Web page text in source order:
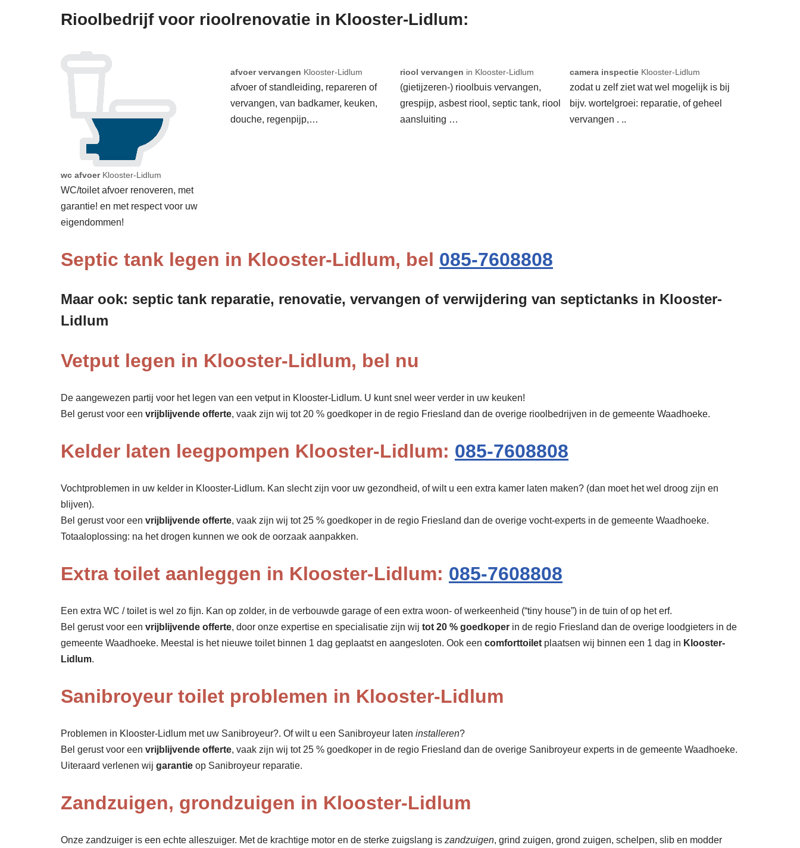
Rioolbedrijf voor rioolrenovatie in Klooster-Lidlum:
wc afvoer Klooster-Lidlum
WC/toilet afvoer renoveren, met
garantie! en met respect voor uw
eigendommen!
afvoer vervangen Klooster-Lidlum
afvoer of standleiding, repareren of
vervangen, van badkamer, keuken,
douche, regenpijp,…
riool vervangen in Klooster-Lidlum
(gietijzeren-) rioolbuis vervangen,
grespijp, asbest riool, septic tank, riool
aansluiting …
camera inspectie Klooster-Lidlum
zodat u zelf ziet wat wel mogelijk is bij
bijv. wortelgroei: reparatie, of geheel
vervangen . ..
Septic tank legen in Klooster-Lidlum, bel 085-7608808
Maar ook: septic tank reparatie, renovatie, vervangen of verwijdering van septictanks in Klooster-
Lidlum
Vetput legen in Klooster-Lidlum, bel nu
De aangewezen partij voor het legen van een vetput in Klooster-Lidlum. U kunt snel weer verder in uw keuken!
Bel gerust voor een vrijblijvende offerte, vaak zijn wij tot 20 % goedkoper in de regio Friesland dan de overige rioolbedrijven in de gemeente Waadhoeke.
Kelder laten leegpompen Klooster-Lidlum: 085-7608808
Vochtproblemen in uw kelder in Klooster-Lidlum. Kan slecht zijn voor uw gezondheid, of wilt u een extra kamer laten maken? (dan moet het wel droog zijn en
blijven).
Bel gerust voor een vrijblijvende offerte, vaak zijn wij tot 25 % goedkoper in de regio Friesland dan de overige vocht-experts in de gemeente Waadhoeke.
Totaaloplossing: na het drogen kunnen we ook de oorzaak aanpakken.
Extra toilet aanleggen in Klooster-Lidlum: 085-7608808
Een extra WC / toilet is wel zo fijn. Kan op zolder, in de verbouwde garage of een extra woon- of werkeenheid (“tiny house”) in de tuin of op het erf.
Bel gerust voor een vrijblijvende offerte, door onze expertise en specialisatie zijn wij tot 20 % goedkoper in de regio Friesland dan de overige loodgieters in de
gemeente Waadhoeke. Meestal is het nieuwe toilet binnen 1 dag geplaatst en aangesloten. Ook een comforttoilet plaatsen wij binnen een 1 dag in Klooster-
Lidlum.
Sanibroyeur toilet problemen in Klooster-Lidlum
Problemen in Klooster-Lidlum met uw Sanibroyeur?. Of wilt u een Sanibroyeur laten installeren?
Bel gerust voor een vrijblijvende offerte, vaak zijn wij tot 25 % goedkoper in de regio Friesland dan de overige Sanibroyeur experts in de gemeente Waadhoeke.
Uiteraard verlenen wij garantie op Sanibroyeur reparatie.
Zandzuigen, grondzuigen in Klooster-Lidlum
Onze zandzuiger is een echte alleszuiger. Met de krachtige motor en de sterke zuigslang is zandzuigen, grind zuigen, grond zuigen, schelpen, slib en modder